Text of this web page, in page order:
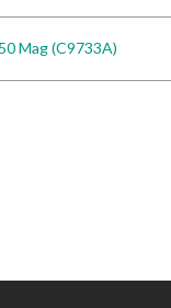
Mag (C9733A)